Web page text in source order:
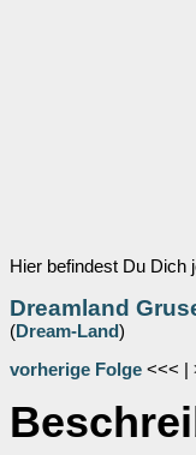
Hier befindest Du Dich
Dreamland
(Dream-Land)
vorherige Folge <<< |